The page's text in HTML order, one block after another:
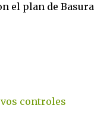
el plan de Basura
controles